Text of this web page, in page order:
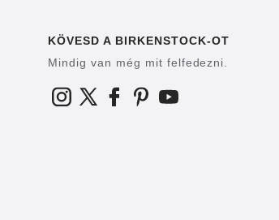
KÖVESD A BIRKENSTOCK-OT
Mindig van még mit felfedezni.